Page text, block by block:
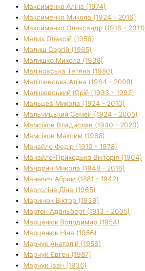
Максименко Аліна (1974)
Максименко Микола (1924 - 2016)
Максименко Олександр (1916 - 2011)
Малих Олексій (1956)
Малиш Сергій (1965)
Малишко Микола (1938)
Маліновська Тетяна (1980)
Малішевська Аліна (1964 - 2008)
Малішевський Юрій (1933 - 1992)
Мальцев Микола (1924 - 2010)
Мальчицький Семен (1924 - 2005)
Мамсіков Владислав (1940 - 2020)
Мамсіков Максим (1968)
Манайло Федір (1910 - 1978)
Манайло-Приходько Вікторія (1964)
Мандрич Микола (1948 - 2016)
Маневич Абрам (1881 - 1942)
Марголіна Діна (1965)
Маринюк Віктор (1939)
Мартон Адальберт (1913 - 2005)
Марценюк Володимир (1954)
Марценюк Ніна (1956)
Марчук Анатолій (1956)
Марчук Євген (1987)
Марчук Іван (1936)